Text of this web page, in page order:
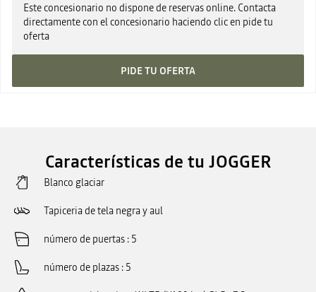
Este concesionario no dispone de reservas online. Contacta
directamente con el concesionario haciendo clic en pide tu
oferta
PIDE TU OFERTA
Características de tu JOGGER
Blanco glaciar
Tapiceria de tela negra y aul
número de puertas 5
número de plazas 5